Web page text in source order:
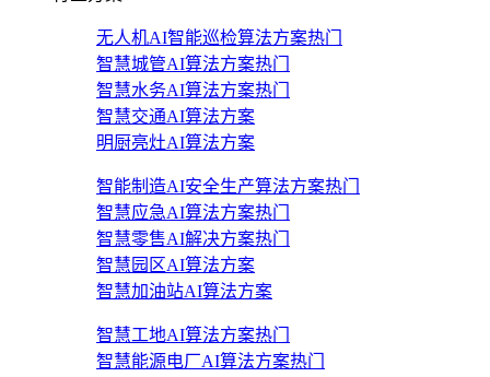
无人机AI智能巡检算法方案热门
智慧城管AI算法方案热门
智慧水务AI算法方案热门
智慧交通AI算法方案
明厨亮灶AI算法方案
智能制造AI安全生产算法方案热门
智慧应急AI算法方案热门
智慧零售AI解决方案热门
智慧园区AI算法方案
智慧加油站AI算法方案
智慧工地AI算法方案热门
智慧能源电厂AI算法方案热门